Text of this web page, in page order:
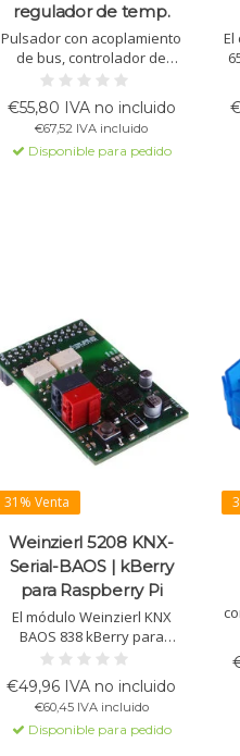
regulador de temp.
Pulsador con acoplamiento
de bus, controlador de
temperatura, 4 teclas, 6 LED
RGB y señal acústica. Para
conmutar, regular, persianas,
escenas, colores, lógica y
secuencias. Compatible con
€55,80 IVA no incluido
€67,52 IVA incluido
Disponible para pedido
El
31% Venta
Weinzierl 5208 KNX-
Serial-BAOS | kBerry
para Raspberry Pi
El módulo Weinzierl KNX
BAOS 838 kBerry para
Raspberry Pi proporciona
conectividad KNX a través de
un puerto serie. Soporta
hasta 1000 puntos de datos y
se configura mediante
€49,96 IVA no incluido
€60,45 IVA incluido
Disponible para pedido